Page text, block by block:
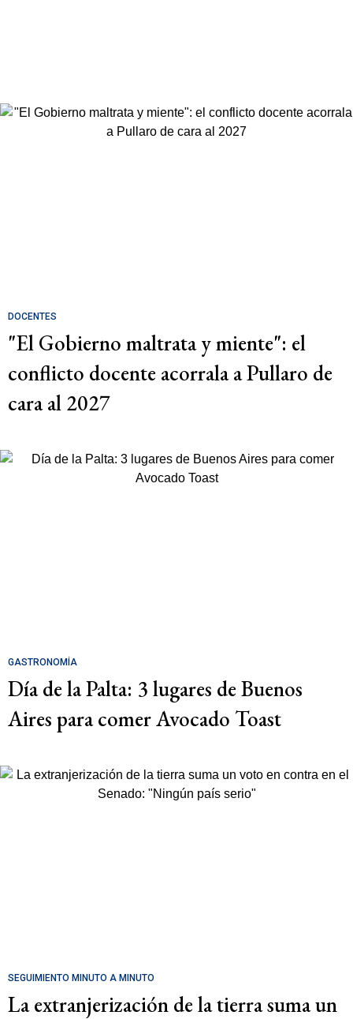
DOCENTES
"El Gobierno maltrata y miente": el
conflicto docente acorrala a Pullaro de
cara al 2027
GASTRONOMÍA
Día de la Palta: 3 lugares de Buenos
Aires para comer Avocado Toast
SEGUIMIENTO MINUTO A MINUTO
La extranjerización de la tierra suma un